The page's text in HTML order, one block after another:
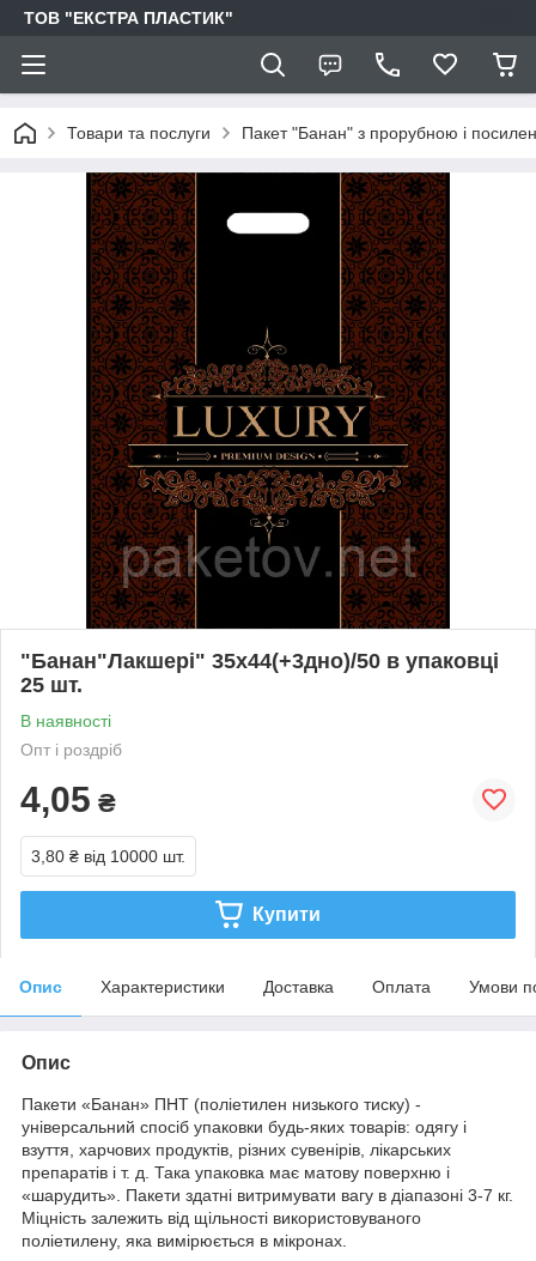
ТОВ "ЕКСТРА ПЛАСТИК"
Товари та послуги Пакет "Банан" з прорубною і
"Банан"Лакшері" 35х44(+3дно)/50 в упаковці
25 шт.
В наявності
Опт і роздріб
4,05 ₴
3,80 ₴ від 10000 шт.
Купити
Опис Характеристики Доставка Оплата Умови
Опис
Пакети «Банан» ПНТ (поліетилен низького тиску) -
універсальний спосіб упаковки будь-яких товарів: одягу і
взуття, харчових продуктів, різних сувенірів, лікарських
препаратів і т. д. Така упаковка має матову поверхню і
«шарудить». Пакети здатні витримувати вагу в діапазоні 3-7 кг.
Міцність залежить від щільності використовуваного
поліетилену, яка вимірюється в мікронах.